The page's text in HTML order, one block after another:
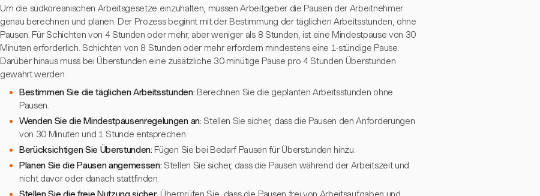
Um die südkoreanischen Arbeitsgesetze einzuhalten, müssen Arbeitgeber die Pausen der Arbeitnehmer
genau berechnen und planen. Der Prozess beginnt mit der Bestimmung der täglichen Arbeitsstunden, ohne
Pausen. Für Schichten von 4 Stunden oder mehr, aber weniger als 8 Stunden, ist eine Mindestpause von 30
Minuten erforderlich. Schichten von 8 Stunden oder mehr erfordern mindestens eine 1-stündige Pause.
Darüber hinaus muss bei Überstunden eine zusätzliche 30-minütige Pause pro 4 Stunden Überstunden
gewährt werden.
Bestimmen Sie die täglichen Arbeitsstunden: Berechnen Sie die geplanten Arbeitsstunden ohne
Pausen.
Wenden Sie die Mindestpausenregelungen an: Stellen Sie sicher, dass die Pausen den Anforderungen
von 30 Minuten und 1 Stunde entsprechen.
Berücksichtigen Sie Überstunden: Fügen Sie bei Bedarf Pausen für Überstunden hinzu.
Planen Sie die Pausen angemessen: Stellen Sie sicher, dass die Pausen während der Arbeitszeit und
nicht davor oder danach stattfinden.